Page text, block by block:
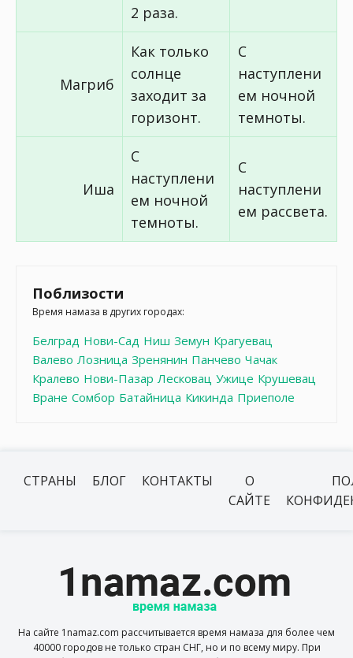
2 раза.
Магриб
Как только
солнце
заходит за
горизонт.
С
наступлени
ем ночной
темноты.
Иша
С
наступлени
ем ночной
темноты.
С
наступлени
ем рассвета.
Поблизости
Время намаза в других городах:
Белград Нови-Сад Ниш Земун Крагуевац
Валево Лозница Зренянин Панчево Чачак
Кралево Нови-Пазар Лесковац Ужице Крушевац
Вране Сомбор Батайница Кикинда Приеполе
СТРАНЫ БЛОГ КОНТАКТЫ
О
САЙТЕ
На сайте 1namaz.com рассчитывается время намаза для более чем
40000 городов не только стран СНГ, но и по всему миру. При